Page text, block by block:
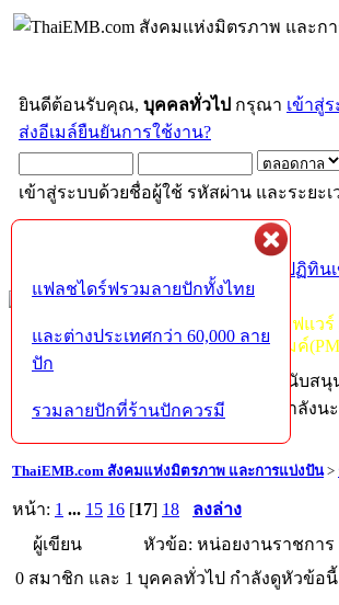
ยินดีต้อนรับคุณ, บุคคลทั่วไป กรุณา เข้าสู่
ส่งอีเมล์ยืนยันการใช้งาน?
เข้าสู่ระบบด้วยชื่อผู้ใช้ รหัสผ่าน และระยะ
ปฏิทิน
กฏ-กติกา ห้ามจำหน่าย, จ่ายแจก ซอฟแวร์
ไม่ว่าจะเป็นทางหน้าบอร์ด หรือหลังไมค์
หากท่านถูกในในผลงาน หรืออยากสนับส
โปรดช่วยบริจาคให้ผู้จัดทำบ้างตามกำลังน
ThaiEMB.com สังคมแห่งมิตรภาพ และการแบ่งปัน>
หน้า: 1 ... 15 16 [17] 18
ลงล่าง
ผู้เขียน
หัวข้อ: หน่อยงานราชการ
0 สมาชิก และ 1 บุคคลทั่วไป กำลังดูหัวข้อนี้
แฟลชไดร์ฟรวมลายปักทั้งไทย
และต่างประเทศกว่า 60,000 ลาย
ปัก
รวมลายปักที่ร้านปักควรมี